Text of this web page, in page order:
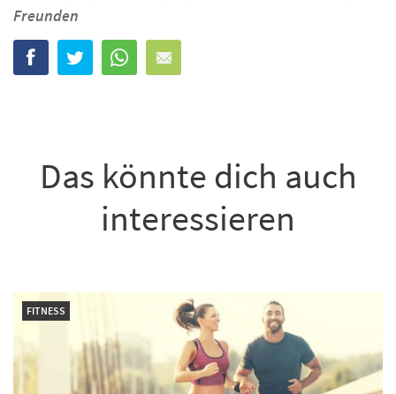
Freunden
Das könnte dich auch
interessieren
FITNESS